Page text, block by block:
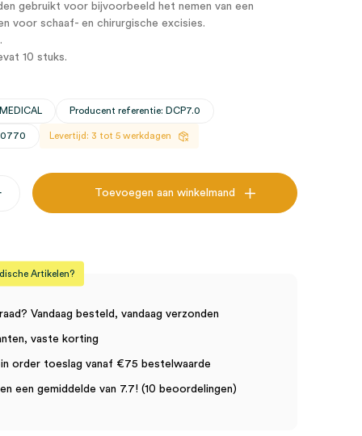
gebruikt voor bijvoorbeeld het nemen van een
voor schaaf- en chirurgische excisies.
10 stuks.
Producent referentie: DCP7.0
Levertijd: 3 tot 5 werkdagen
Toevoegen aan winkelmand
Artikelen?
Vandaag besteld, vandaag verzonden
vaste korting
order toeslag vanaf €75 bestelwaarde
een gemiddelde van 7.7! (10 beoordelingen)